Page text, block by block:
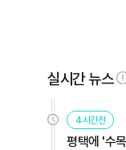
실시간 뉴스
4시간전
평택에 '수